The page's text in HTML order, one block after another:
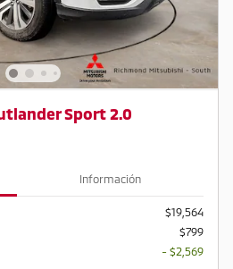
Sport 2.0
Información
$19,564
$799
- $2,569